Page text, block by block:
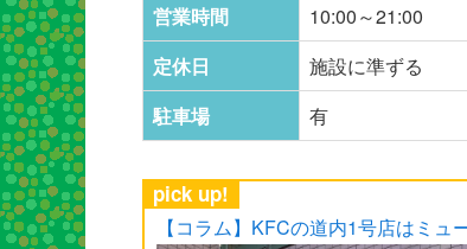
営業時間
10:00～21:00
定休日
施設に準ずる
駐車場
有
pick up!
【コラム】KFCの道内1号店はミ